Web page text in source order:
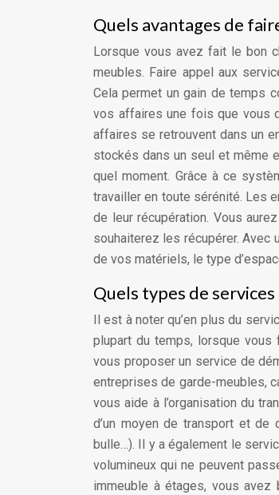
Quels avantages de
Lorsque vous avez fait le bon
meubles. Faire appel aux
Cela permet un gain de temps
vos affaires une fois que vous
affaires se retrouvent dans un
stockés dans un seul et même
quel moment. Grâce à ce
travailler en toute sérénité. Les
de leur récupération. Vous
souhaiterez les récupérer.
de vos matériels, le type
Quels types de
Il est à noter qu’en plus du
plupart du temps, lorsque
vous proposer un service de
entreprises de garde-meubles,
vous aide à l’organisation du
d’un moyen de transport et de
bulle…). Il y a également le
volumineux qui ne peuvent
immeuble à étages, vous